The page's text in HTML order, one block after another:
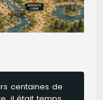
centaines de